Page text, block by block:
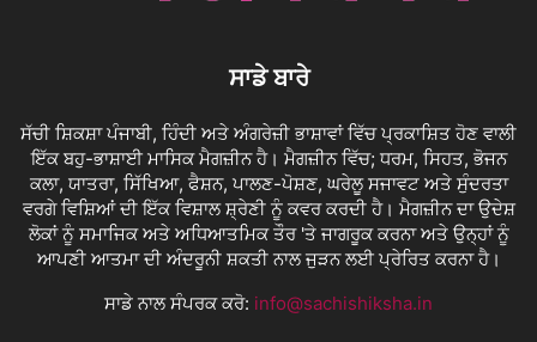
ਸਾਡੇ ਬਾਰੇ
ਸੱਚੀ ਸ਼ਿਕਸ਼ਾ ਪੰਜਾਬੀ, ਹਿੰਦੀ ਅਤੇ ਅੰਗਰੇਜ਼ੀ ਭਾਸ਼ਾਵਾਂ ਵਿੱਚ ਪ੍ਰਕਾਸ਼ਿਤ ਹੋਣ ਵਾਲੀ
ਇੱਕ ਬਹੁ-ਭਾਸ਼ਾਈ ਮਾਸਿਕ ਮੈਗਜ਼ੀਨ ਹੈ। ਮੈਗਜ਼ੀਨ ਵਿੱਚ; ਧਰਮ, ਸਿਹਤ, ਭੋਜਨ
ਕਲਾ, ਯਾਤਰਾ, ਸਿੱਖਿਆ, ਫੈਸ਼ਨ, ਪਾਲਣ-ਪੋਸ਼ਣ, ਘਰੇਲੂ ਸਜਾਵਟ ਅਤੇ ਸੁੰਦਰਤਾ
ਵਰਗੇ ਵਿਸ਼ਿਆਂ ਦੀ ਇੱਕ ਵਿਸ਼ਾਲ ਸ਼੍ਰੇਣੀ ਨੂੰ ਕਵਰ ਕਰਦੀ ਹੈ। ਮੈਗਜ਼ੀਨ ਦਾ ਉਦੇਸ਼
ਲੋਕਾਂ ਨੂੰ ਸਮਾਜਿਕ ਅਤੇ ਅਧਿਆਤਮਿਕ ਤੌਰ 'ਤੇ ਜਾਗਰੂਕ ਕਰਨਾ ਅਤੇ ਉਨ੍ਹਾਂ ਨੂੰ
ਆਪਣੀ ਆਤਮਾ ਦੀ ਅੰਦਰੂਨੀ ਸ਼ਕਤੀ ਨਾਲ ਜੁੜਨ ਲਈ ਪ੍ਰੇਰਿਤ ਕਰਨਾ ਹੈ।
ਸਾਡੇ ਨਾਲ ਸੰਪਰਕ ਕਰੋ: info@sachishiksha.in